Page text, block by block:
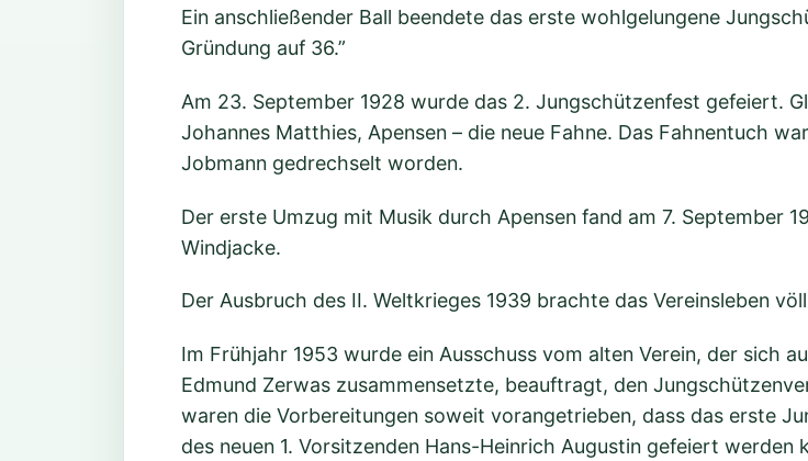
Ein anschließender Ball beendete das erste wohlgelungene
Gründung auf 36.”
Am 23. September 1928 wurde das 2. Jungschützenfest gefeiert.
Johannes Matthies, Apensen – die neue Fahne. Das Fahnentuch
Jobmann gedrechselt worden.
Der erste Umzug mit Musik durch Apensen fand am 7. September
Windjacke.
Der Ausbruch des II. Weltkrieges 1939 brachte das Vereinsleben
Im Frühjahr 1953 wurde ein Ausschuss vom alten Verein, der sich
Edmund Zerwas zusammensetzte, beauftragt, den
waren die Vorbereitungen soweit vorangetrieben, dass das erste
des neuen 1. Vorsitzenden Hans-Heinrich Augustin gefeiert werden